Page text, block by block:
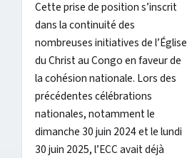
Cette prise de position s’inscrit
dans la continuité des
nombreuses initiatives de l’Église
du Christ au Congo en faveur de
la cohésion nationale. Lors des
précédentes célébrations
nationales, notamment le
dimanche 30 juin 2024 et le lundi
30 juin 2025, l’ECC avait déjà